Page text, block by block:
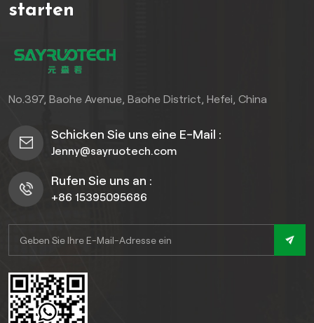
starten
No.397, Baohe Avenue, Baohe District, Hefei, China
Schicken Sie uns eine E-Mail :
Jenny@sayruotech.com
Rufen Sie uns an :
+86 15395095686